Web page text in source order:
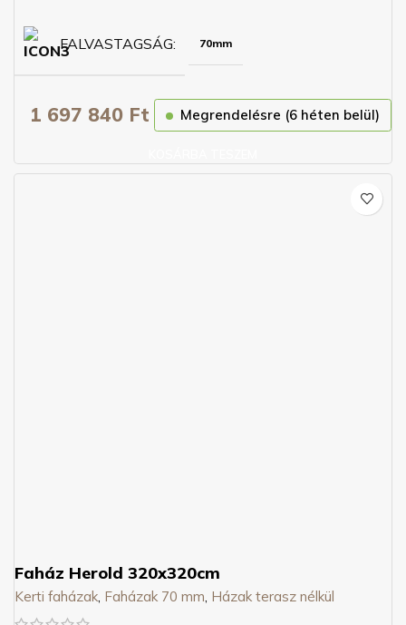
FALVASTAGSÁG 70mm
1 697 840 Ft Megrendelésre (6 héten belül)
Faház Herold 320x320cm
Kerti faházak Faházak 70 mm Házak terasz nélkül